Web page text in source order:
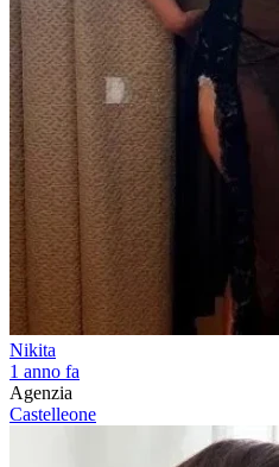
Nikita
1 anno fa
Agenzia
Castelleone